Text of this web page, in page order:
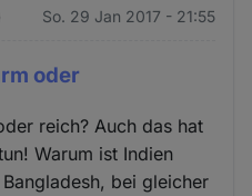
So. 29 Jan 2017 - 21:55
oder
reich? Auch das hat
Warum ist Indien
bei gleicher